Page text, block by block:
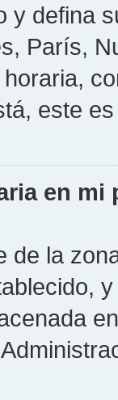
y defina
París,
este
en
de la